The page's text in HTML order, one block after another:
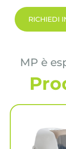
RICHIEDI
MP è